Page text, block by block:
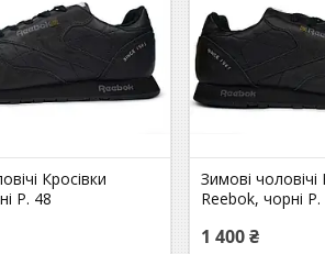
Кросівки
Р. 48
Зимові чоловічі
Reebok, чорні Р.
1 400 ₴